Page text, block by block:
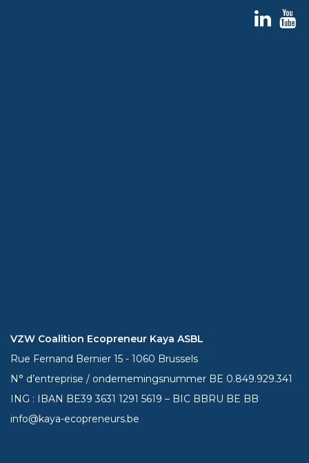
VZW Coalition Ecopreneur Kaya ASBL
Rue Fernand Bernier 15 - 1060 Brussels
N° d’entreprise / ondernemingsnummer BE 0.849.929.341
ING : IBAN BE393631 1291 5619 – BIC BBRU BE BB
info@kaya-ecopreneurs.be